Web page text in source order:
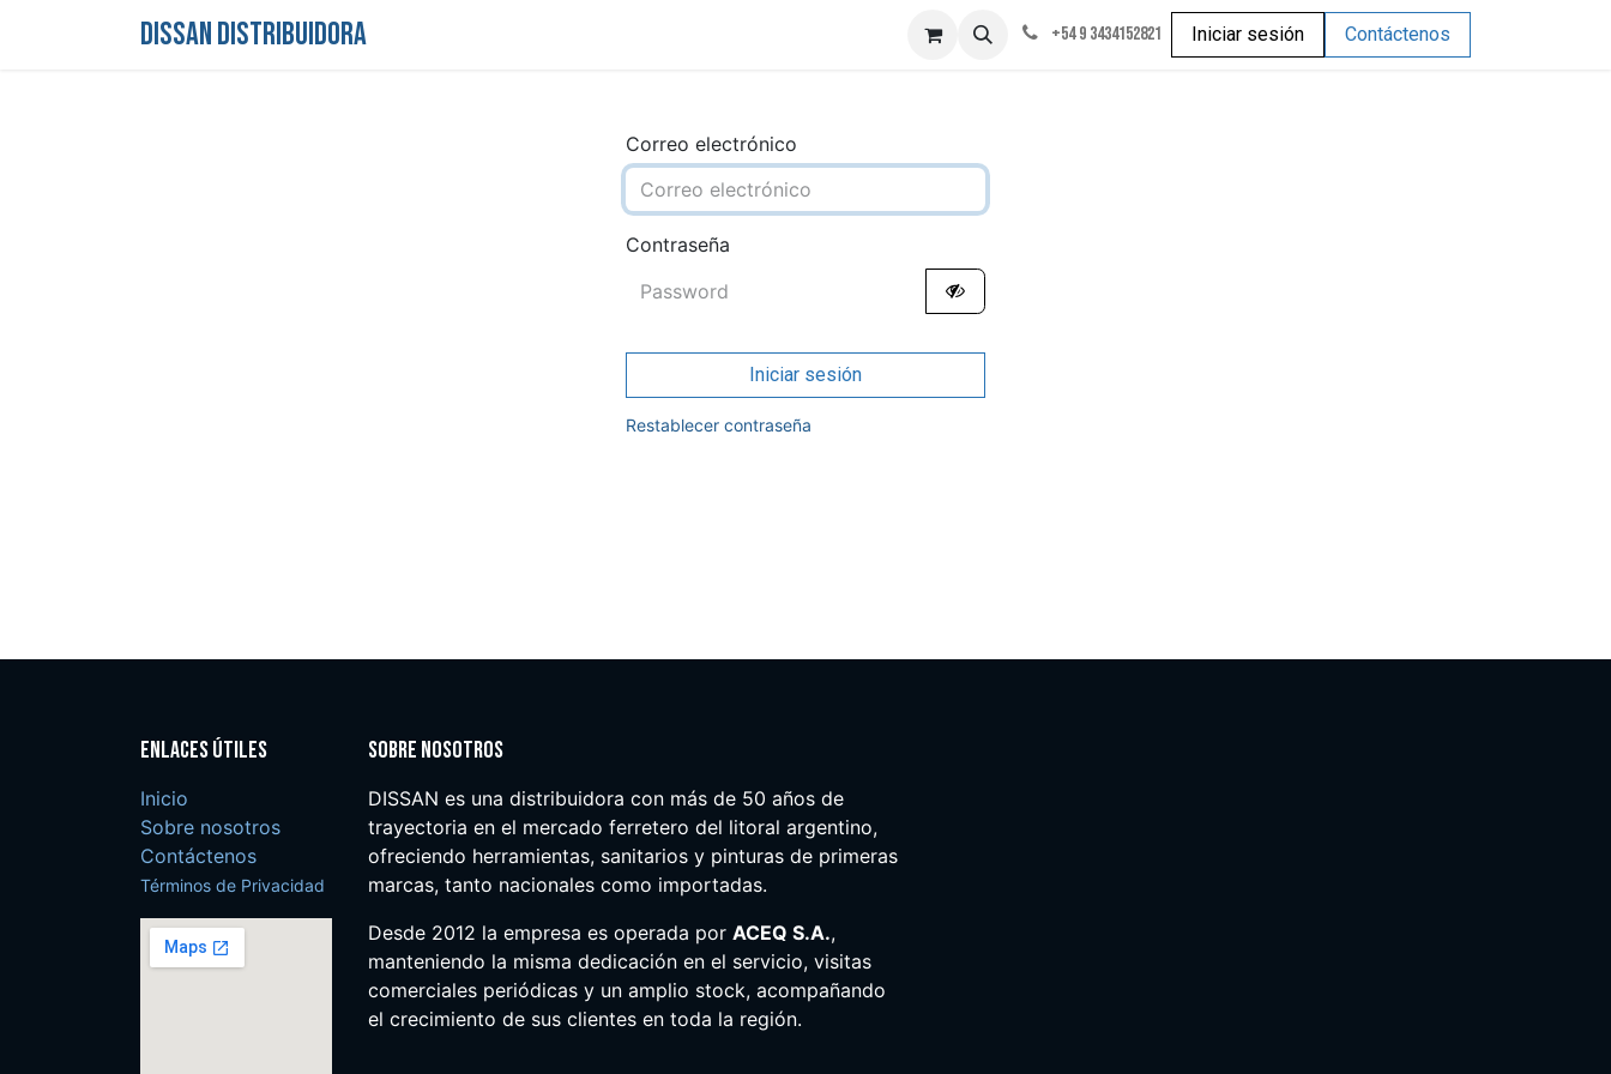
DISSAN DISTRIBUIDORA +54 9 3434152821 Iniciar sesión Contáctenos
Correo electrónico
Contraseña
Iniciar sesión
Restablecer contraseña
Enlaces útiles
Inicio
Sobre nosotros
Contáctenos
Términos de Privacidad
Sobre nosotros
DISSAN es una distribuidora con más de 50 años de
trayectoria en el mercado ferretero del litoral argentino,
ofreciendo herramientas, sanitarios y pinturas de primeras
marcas, tanto nacionales como importadas.
Desde 2012 la empresa es operada por ACEQ S.A.,
manteniendo la misma dedicación en el servicio, visitas
comerciales periódicas y un amplio stock, acompañando
el crecimiento de sus clientes en toda la región.